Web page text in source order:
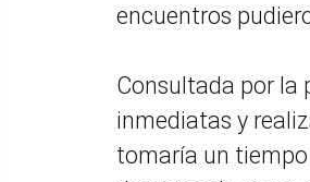
encuentros
Consultada por la
inmediatas y
tomaría un